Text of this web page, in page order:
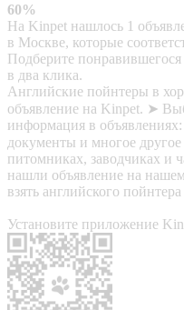
60%
На Kinpet нашлось 1
в Москве, которые
Подберите
в два клика.
Английские пойнтеры в
объявление на Kinpet. ➤
информация в
документы и многое
питомниках, заводчиках и
нашли объявление на
взять английского
Установите приложение